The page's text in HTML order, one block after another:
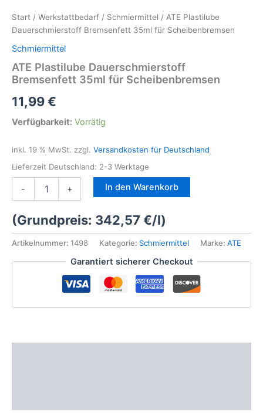
Start / Werkstattbedarf / Schmiermittel / ATE Plastilube
Dauerschmierstoff Bremsenfett 35ml für Scheibenbremsen
Schmiermittel
ATE Plastilube Dauerschmierstoff
Bremsenfett 35ml für Scheibenbremsen
11,99€
Verfügbarkeit: Vorrätig
inkl. 19 % MwSt. zzgl. Versandkosten für Deutschland
Lieferzeit Deutschland: 2-3 Werktage
-
Plastilube
Bremsenfett
35ml
für
Menge
+ In den Warenkorb
(Grundpreis: 342,57 €/l)
Artikelnummer: 1498 Kategorie: Schmiermittel Marke: ATE
Garantiert sicherer Checkout